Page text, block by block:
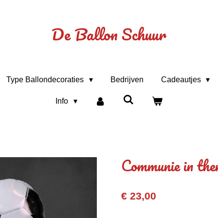
De Ballon Schuur
Type Ballondecoraties Bedrijven Cadeautjes
Info
Communie in
€ 23,00